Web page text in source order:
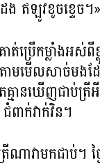
ឥឡូវខូចខ្ទេច។»
ត់ប្រើកម្លាំងអស់ពី
ាមមើលសាច់មង
មានឃើញជាប់ត្
ាក់វាក់វិន។
ាវាមកជាប់។ ថ្